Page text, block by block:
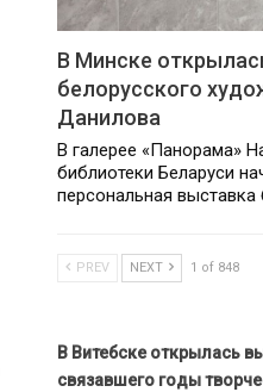
В Минске
белорусского
Данилова
В галерее «Панорама»
библиотеки Беларуси
персональная выставка
PREV NEXT 1 of 848
В Витебске открылась
связавшего годы